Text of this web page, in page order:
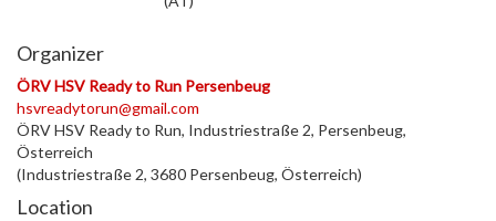
Organizer
ÖRV HSV Ready to Run Persenbeug
hsvreadytorun@gmail.com
ÖRV HSV Ready to Run, Industriestraße 2, Persenbeug,
Österreich
(Industriestraße 2, 3680 Persenbeug, Österreich)
Location